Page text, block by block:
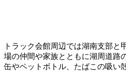
トラック会館周辺では湖南支部と
場の仲間や家族とともに湖周道路
缶やペットボトル、たばこの吸い